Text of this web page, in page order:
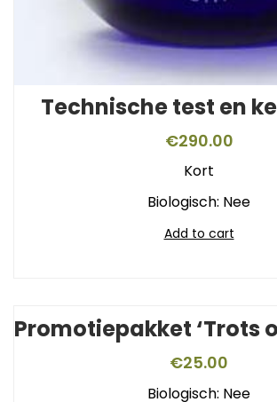
Technische test en
€290.00
Kort
Biologisch: Nee
Add to cart
€25.00
Biologisch: Nee